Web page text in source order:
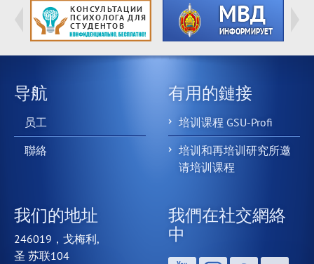
导航
员工
聯絡
有用的鏈接
培训课程 GSU-Profi
培训和再培训研究所邀
请培训课程
我们的地址
246019，戈梅利,
圣 苏联104
我們在社交網絡
中